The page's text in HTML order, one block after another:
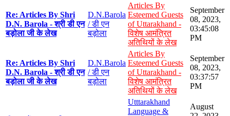
Re: Articles By Shri
D.N. Barola - श्री डी एन
बड़ोला जी के लेख
D.N.Barola
/ डी एन
बड़ोला
Articles By
Esteemed Guests
of Uttarakhand -
विशेष आमंत्रित
अतिथियों के लेख
September
08, 2023,
03:45:08
PM
Re: Articles By Shri
D.N. Barola - श्री डी एन
बड़ोला जी के लेख
D.N.Barola
/ डी एन
बड़ोला
Articles By
Esteemed Guests
of Uttarakhand -
विशेष आमंत्रित
अतिथियों के लेख
September
08, 2023,
03:37:57
PM
Utttarakhand
Language &
August